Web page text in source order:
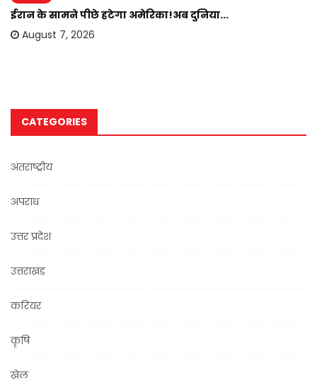
ईरान के सामने पीछे हटेगा अमेरिका!अब दुनिया...
August 7, 2026
CATEGORIES
अंतराष्ट्रीय
अपराध
उत्तर प्रदेश
उत्तराखंड
करियर
कृषि
खेल